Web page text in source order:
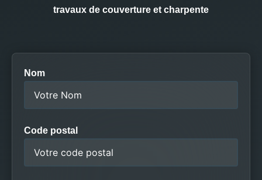
travaux de couverture et charpente
Nom
Code postal